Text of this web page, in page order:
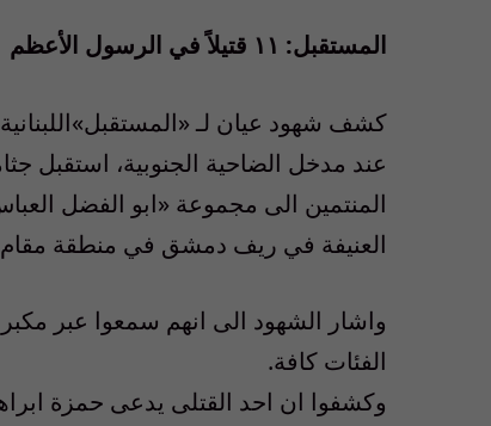
المستقبل: ١١ قتيلاً في الرسول الأعظم
كشف شهود عيان لـ
المنتمين الى مجموعة «ابو الفضل
العنيفة في ريف دمشق في منطقة مقام
واشار الشهود الى انهم سمعوا عبر
الفئات كافة.